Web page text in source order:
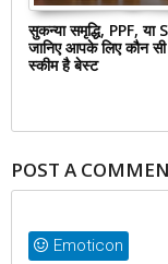
सुकन्या समृद्धि, PPF, या
जानिए आपके लिए कौन सी
स्कीम है बेस्ट
POST A
Emoticon